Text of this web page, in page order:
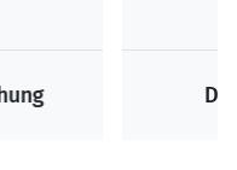
Bestpreis